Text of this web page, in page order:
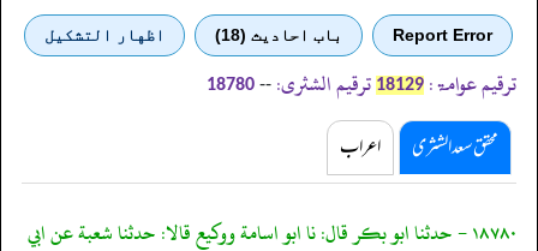
Report Error باب احادیث (18) اظهار التشكيل
ترقیم عوامۃ: 18129 ترقیم الشثری: --
18780
محقق سعد الشثری اعراب
١٨٧٨٠ - حدثنا ابو بكر قال: نا ابو اسامة ووكيع قالا: حدثنا شعبة عن ابي